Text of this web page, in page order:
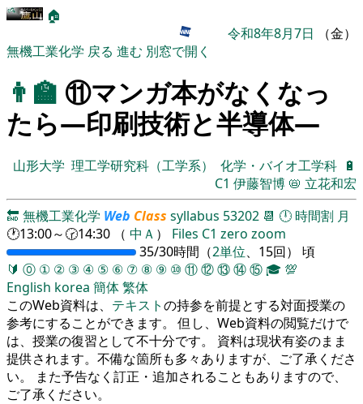
🏠
令和8年8月7日 （金）
無機工業化学 戻る 進む 別窓で開く
👨‍🏫 ⑪マンガ本がなくなっ
たら―印刷技術と半導体―
山形大学 理工学研究科（工学系） 化学・バイオ工学科 🔋
C1 伊藤智博 📛 立花和宏
🔚 無機工業化学 Web Class syllabus 53202 📆 🕛 時間割 月
🕐13:00～🕝14:30 （ 中Ａ ） Files C1 zero zoom
35/30時間（2単位、15回） 頃
🔰 ⓪ ① ② ③ ④ ⑤ ⑥ ⑦ ⑧ ⑨ ⑩⑪⑫⑬⑭⑮ 🎓 💯
English korea 簡体繁体
このWeb資料は、 テキストの持参を前提とする対面授業の
参考にすることができます。 但し、Web資料の閲覧だけで
は、授業の復習として不十分です。 資料は現状有姿のまま
提供されます。不備な箇所も多々ありますが、ご了承くださ
い。 また予告なく訂正・追加されることもありますので、
ご了承ください。